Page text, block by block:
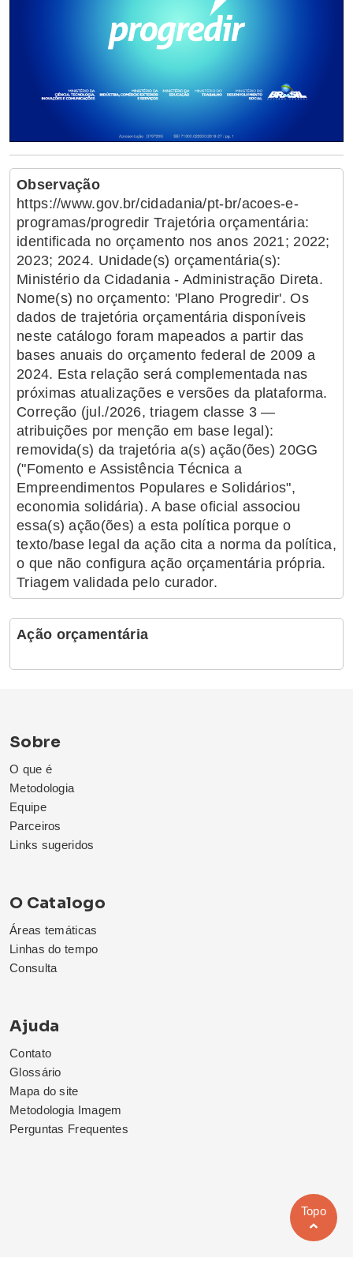
Observação
https://www.gov.br/cidadania/pt-br/acoes-e-
programas/progredir Trajetória orçamentária:
identificada no orçamento nos anos 2021; 2022;
2023; 2024. Unidade(s) orçamentária(s):
Ministério da Cidadania - Administração Direta.
Nome(s) no orçamento: 'Plano Progredir'. Os
dados de trajetória orçamentária disponíveis
neste catálogo foram mapeados a partir das
bases anuais do orçamento federal de 2009 a
2024. Esta relação será complementada nas
próximas atualizações e versões da plataforma.
Correção (jul./2026, triagem classe 3 —
atribuições por menção em base legal):
removida(s) da trajetória a(s) ação(ões) 20GG
("Fomento e Assistência Técnica a
Empreendimentos Populares e Solidários",
economia solidária). A base oficial associou
essa(s) ação(ões) a esta política porque o
texto/base legal da ação cita a norma da política,
o que não configura ação orçamentária própria.
Triagem validada pelo curador.
Ação orçamentária
Sobre
O que é
Metodologia
Equipe
Parceiros
Links sugeridos
O Catalogo
Áreas temáticas
Linhas do tempo
Consulta
Ajuda
Contato
Glossário
Mapa do site
Metodologia Imagem
Perguntas Frequentes
Topo